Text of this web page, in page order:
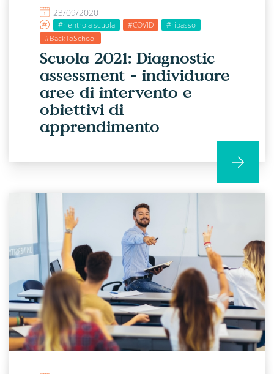
23/09/2020
#rientro a scuola #COVID
#ripasso
#BackToSchool
Scuola 2021: Diagnostic
assessment - individuare
aree di intervento e
obiettivi di
apprendimento